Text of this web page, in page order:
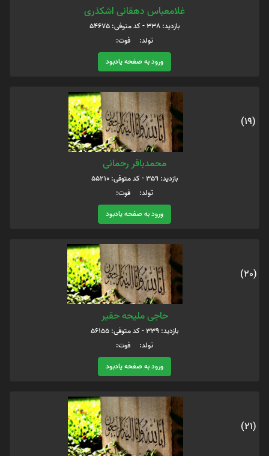
غلامعباس دهقانی اشکذری
بازدید: 338 - کد متوفی: 54675
تولد: فوت:
ورود به صفحه یادبود
(19)
محمدباقر رحمانی
بازدید: 359 - کد متوفی: 55210
تولد: فوت:
ورود به صفحه یادبود
(20)
حاجی ملیحه حقیر
بازدید: 339 - کد متوفی: 56155
تولد: فوت:
ورود به صفحه یادبود
(21)